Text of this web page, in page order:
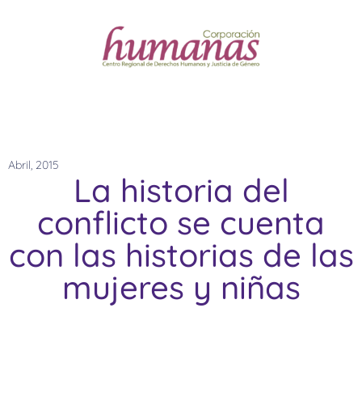
Abril, 2015
La historia del
conflicto se cuenta
con las historias de las
mujeres y niñas